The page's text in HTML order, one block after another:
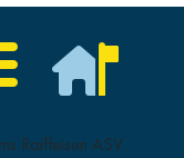
Raiffeisen ASV.